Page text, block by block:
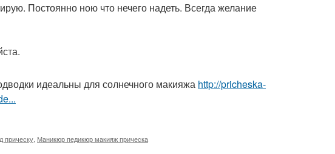
Постоянно ною что нечего надеть. Всегда желание
идеальны для солнечного макияжа http://pricheska-
прическу Маникюр педикюр макияж прическа